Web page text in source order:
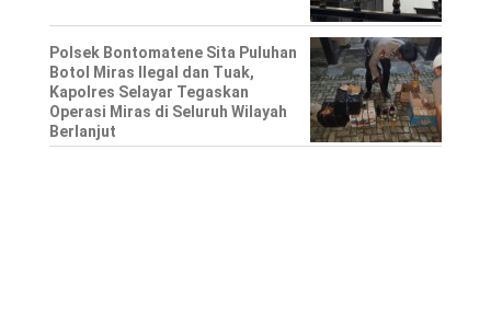
Polsek Bontomatene Sita Puluhan
Botol Miras Ilegal dan Tuak,
Kapolres Selayar Tegaskan
Operasi Miras di Seluruh Wilayah
Berlanjut